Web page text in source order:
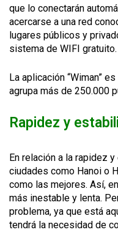
que lo conectarán
acercarse a una red
lugares públicos y
sistema de WIFI gratuito.
La aplicación “Wiman”
agrupa más de 250.000
Rapidez y
En relación a la rapidez
ciudades como Hanoi o
como las mejores. Así,
más inestable y lenta.
problema, ya que está
tendrá la necesidad de